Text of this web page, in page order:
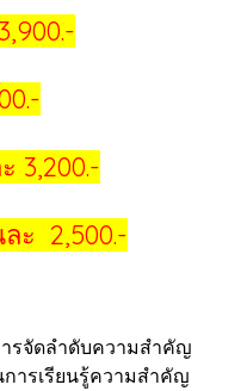
3,200.-
ะ 2,500.-
รจัดลำดับความสำคัญ
ารเรียนรู้ความสำคัญ